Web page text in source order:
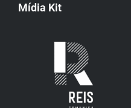
Mídia Kit